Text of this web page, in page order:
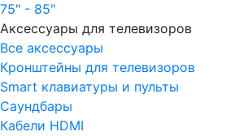
75" - 85"
Аксессуары для телевизоров
Все аксессуары
Кронштейны для телевизоров
Smart клавиатуры и пульты
Саундбары
Кабели HDMI